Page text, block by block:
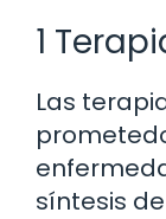
1
Las
síntesis